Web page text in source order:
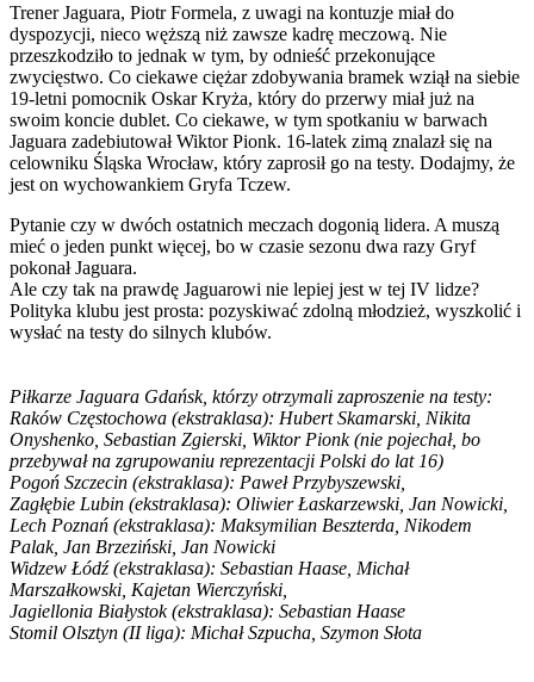
Trener Jaguara, Piotr Formela, z uwagi na kontuzje miał do
dyspozycji, nieco węższą niż zawsze kadrę meczową. Nie
przeszkodziło to jednak w tym, by odnieść przekonujące
zwycięstwo. Co ciekawe ciężar zdobywania bramek wziął na siebie
19-letni pomocnik Oskar Kryża, który do przerwy miał już na
swoim koncie dublet. Co ciekawe, w tym spotkaniu w barwach
Jaguara zadebiutował Wiktor Pionk. 16-latek zimą znalazł się na
celowniku Śląska Wrocław, który zaprosił go na testy. Dodajmy, że
jest on wychowankiem Gryfa Tczew.
Pytanie czy w dwóch ostatnich meczach dogonią lidera. A muszą
mieć o jeden punkt więcej, bo w czasie sezonu dwa razy Gryf
pokonał Jaguara.
Ale czy tak na prawdę Jaguarowi nie lepiej jest w tej IV lidze?
Polityka klubu jest prosta: pozyskiwać zdolną młodzież, wyszkolić i
wysłać na testy do silnych klubów.
Piłkarze Jaguara Gdańsk, którzy otrzymali zaproszenie na testy:
Raków Częstochowa (ekstraklasa): Hubert Skamarski, Nikita
Onyshenko, Sebastian Zgierski, Wiktor Pionk (nie pojechał, bo
przebywał na zgrupowaniu reprezentacji Polski do lat 16)
Pogoń Szczecin (ekstraklasa): Paweł Przybyszewski,
Zagłębie Lubin (ekstraklasa): Oliwier Łaskarzewski, Jan Nowicki,
Lech Poznań (ekstraklasa): Maksymilian Beszterda, Nikodem
Palak, Jan Brzeziński, Jan Nowicki
Widzew Łódź (ekstraklasa): Sebastian Haase, Michał
Marszałkowski, Kajetan Wierczyński,
Jagiellonia Białystok (ekstraklasa): Sebastian Haase
Stomil Olsztyn (II liga): Michał Szpucha, Szymon Słota